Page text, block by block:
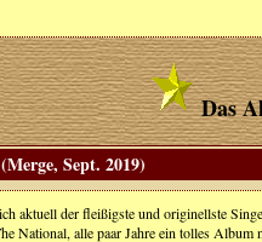
Das
Sept. 2019)
aktuell der fleißigste und originellste
National, alle paar Jahre ein tolles Album